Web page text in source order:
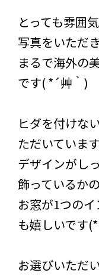
とっても雰囲
写真をいただ
まるで海外の
です( *´艸｀)
ヒダを付けな
ただいています
デザインがし
飾っているか
お窓が1つの
も嬉しいです
お選びいただ